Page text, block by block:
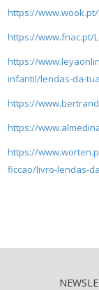
https://
https://www.fnac.pt/
https://
infantil/lendas-da-
https://
https://
https://
ficcao/livro-lendas-